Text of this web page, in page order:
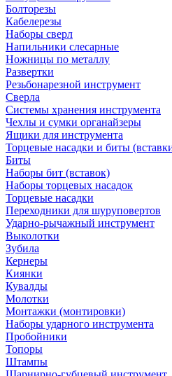
Болторезы
Кабелерезы
Наборы сверл
Напильники слесарные
Ножницы по металлу
Развертки
Резьбонарезной инструмент
Сверла
Системы хранения инструмента
Чехлы и сумки органайзеры
Ящики для инструмента
Торцевые насадки и биты
Биты
Наборы бит (вставок)
Наборы торцевых насадок
Торцевые насадки
Переходники для шуруповертов
Ударно-рычажный инструмент
Выколотки
Зубила
Кернеры
Киянки
Кувалды
Молотки
Монтажки (монтировки)
Наборы ударного инструмента
Пробойники
Топоры
Штампы